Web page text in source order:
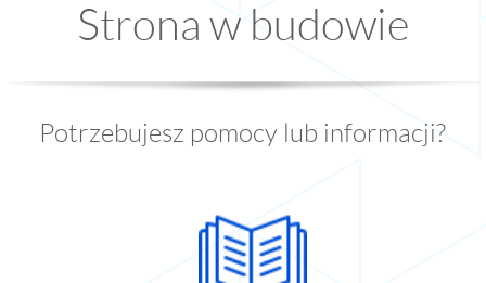
Strona w budowie
Potrzebujesz pomocy lub informacji?